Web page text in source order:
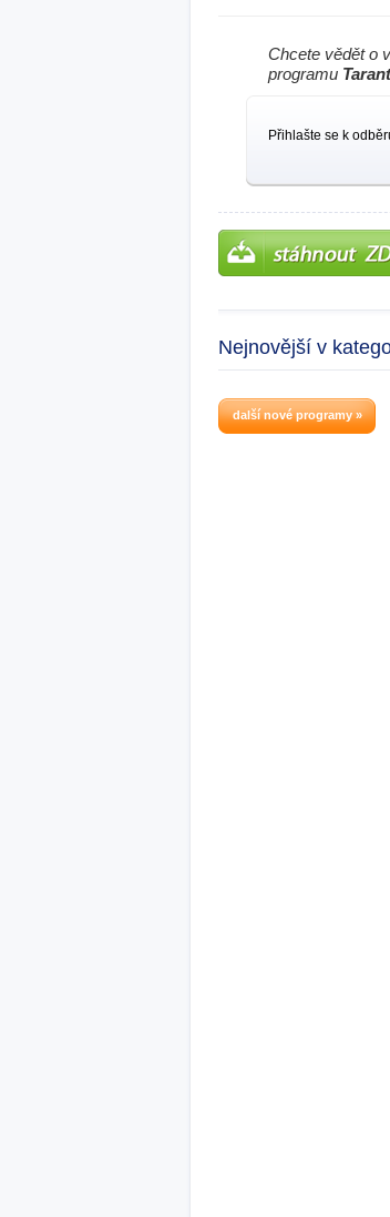
Chcete vědět o
programu
Přihlašte se k
Nejnovější v
další nové programy »